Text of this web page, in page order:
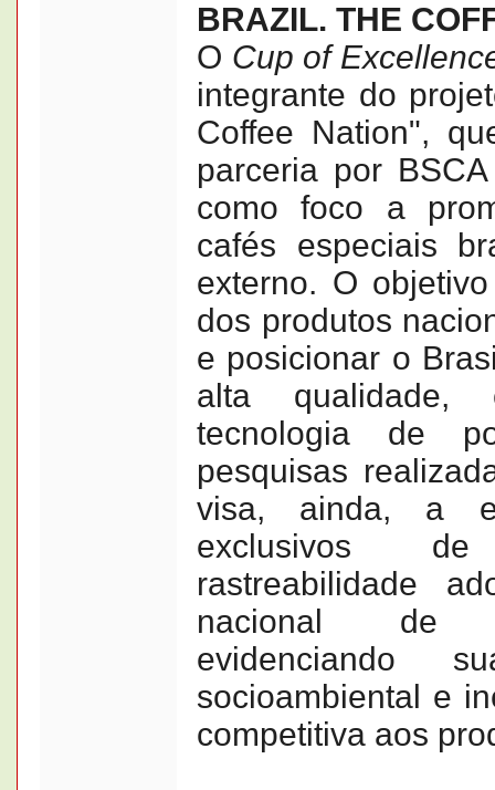
BRAZIL. THE
O Cup of
integrante do
Coffee Nation",
parceria por
como foco a
cafés especiais
externo. O
dos produtos
e posicionar o
alta qualidade,
tecnologia de
pesquisas
visa, ainda, a
exclusivos
rastreabilidade
nacional de
evidenciando
socioambiental e
competitiva aos